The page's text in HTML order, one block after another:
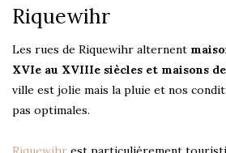
Riquewihr
Les rues de Riquewihr alternent
XVIe au XVIIIe siècles et maisons
ville est jolie mais la pluie et nos
pas optimales.